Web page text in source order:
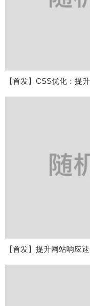
【首发】CSS优化：提
【首发】提升网站响应